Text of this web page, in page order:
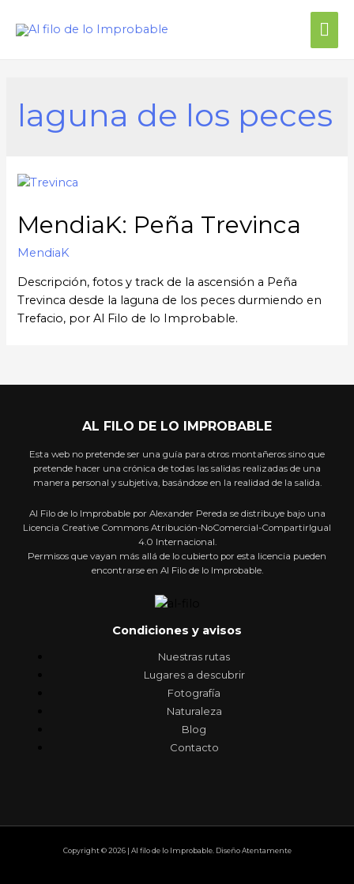
laguna de los peces
MendiaK: Peña Trevinca
MendiaK
Descripción, fotos y track de la ascensión a Peña
Trevinca desde la laguna de los peces durmiendo en
Trefacio, por Al Filo de lo Improbable.
AL FILO DE LO IMPROBABLE
Esta web no pretende ser una guía para otros montañeros sino que
pretende hacer una crónica de todas las salidas realizadas de una
manera personal y subjetiva, basándose en la realidad de la salida.
Al Filo de lo Improbable por Alexander Pereda se distribuye bajo una
Licencia Creative Commons Atribución-NoComercial-CompartirIgual
4.0 Internacional.
Permisos que vayan más allá de lo cubierto por esta licencia pueden
encontrarse en Al Filo de lo Improbable.
Condiciones y avisos
Nuestras rutas
Lugares a descubrir
Fotografía
Naturaleza
Blog
Contacto
Copyright © 2026 | Al filo de lo Improbable. Diseño Atentamente